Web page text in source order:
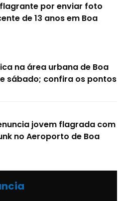
por enviar foto
de 13 anos em Boa
na área urbana de Boa
sábado; confira os pontos
jovem flagrada com
no Aeroporto de Boa